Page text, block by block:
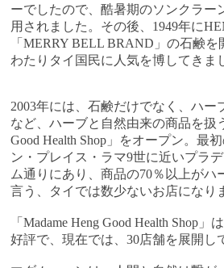
ーでしたので、酷暑期のソンクラー
用されました。その後、1949年に
「MERRY BELL BRAND」の石鹸
わたりタイ国民に人気を博してきま
2003年には、石鹸だけでなく、ハー
など、ハーブと自然由来の商品を扱
Good Health Shop」をオープン。最
ン・プレイス・ラマ9世に近いプラ
ム通りにあり、商品の70％以上がハ
言う、タイでは数少ないお店になり
「Madame Heng Good Health Shop
好評で、現在では、30店舗を展開し